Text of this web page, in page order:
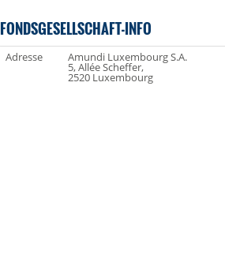
FONDSGESELLSCHAFT-INFO
Adresse Amundi Luxembourg S.A.
5, Allée Scheffer,
2520 Luxembourg